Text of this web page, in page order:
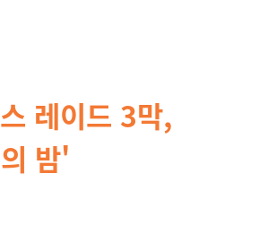
레이드 3막,
밤'